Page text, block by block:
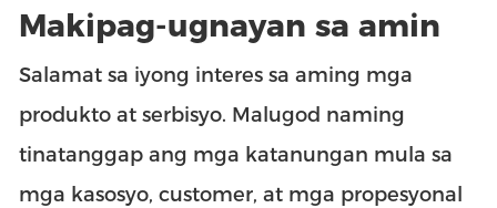
Makipag-ugnayan sa amin
Salamat sa iyong interes sa aming mga
produkto at serbisyo. Malugod naming
tinatanggap ang mga katanungan mula sa
mga kasosyo, customer, at mga propesyonal